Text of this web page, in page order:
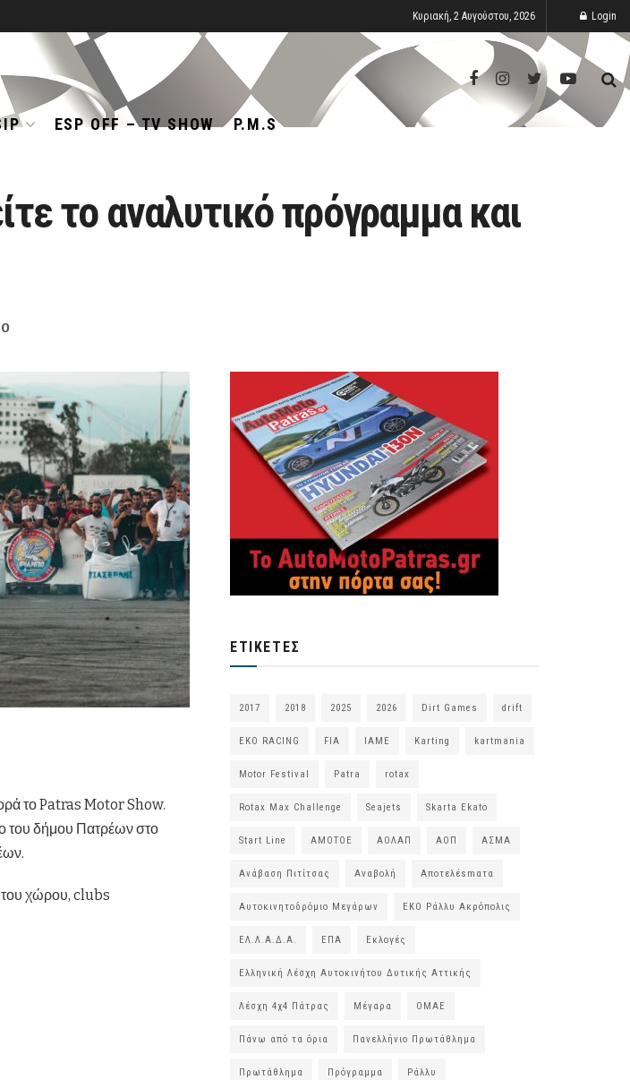
Κυριακή, 2 Αυγούστου, 2026 Login
ESP OFF – TV SHOW P.M.S
το αναλυτικό πρόγραμμα και
0
το Patras Motor Show.
του δήμου Πατρέων στο
του χώρου, clubs
ΕΤΙΚΈΤΕΣ
2017 2018 2025 2026 Dirt Games drift
EKO RACING FIA IAME Karting kartmania
Motor Festival Patra rotax
Rotax Max Challenge Seajets Skarta Ekato
Start Line ΑΜΟΤΟΕ ΑΟΛΑΠ ΑΟΠ ΑΣΜΑ
Ανάβαση Πιτίτσας Αναβολή Αποτελέsmατα
Αυτοκινητοδρόμιο Μεγάρων ΕΚΟ Ράλλυ Ακρόπολις
ΕΛ.Λ.Α.Δ.Α. ΕΠΑ Εκλογές
Ελληνική Λέσχη Αυτοκινήτου Δυτικής Αττικής
Λέσχη 4χ4 Πάτρας Μέγαρα ΟΜΑΕ
Πάνω από τα όρια Πανελλήνιο Πρωτάθλημα
Πρωτάθλημα Πρόγραμμα Ράλλυ